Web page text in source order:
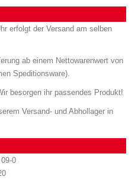
erfolgt der Versand am selben
ab einem Nettowarenwert von
Speditionsware).
besorgen ihr passendes Produkt!
Versand- und Abhollager in
0